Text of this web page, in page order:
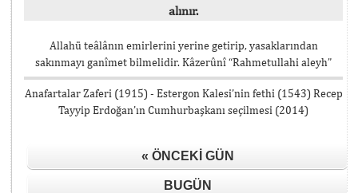
alınır.
Allahü teâlânın emirlerini yerine getirip, yasaklarından
sakınmayı ganîmet bilmelidir. Kâzerûnî “Rahmetullahi aleyh”
Anafartalar Zaferi (1915) - Estergon Kalesi’nin fethi (1543) Recep
Tayyip Erdoğan’ın Cumhurbaşkanı seçilmesi (2014)
« ÖNCEKI GÜN
BUGÜN